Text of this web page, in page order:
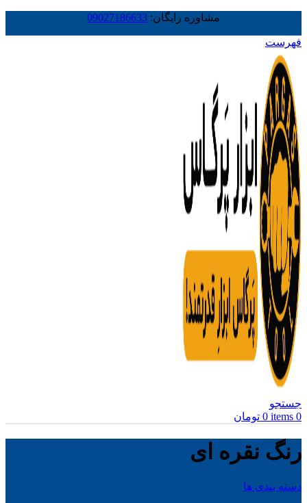
مشاوره رایگان: 09027186633
فهرست
جستجو
0
items
0 تومان
رنگ نقره ای
دسته بندی ها